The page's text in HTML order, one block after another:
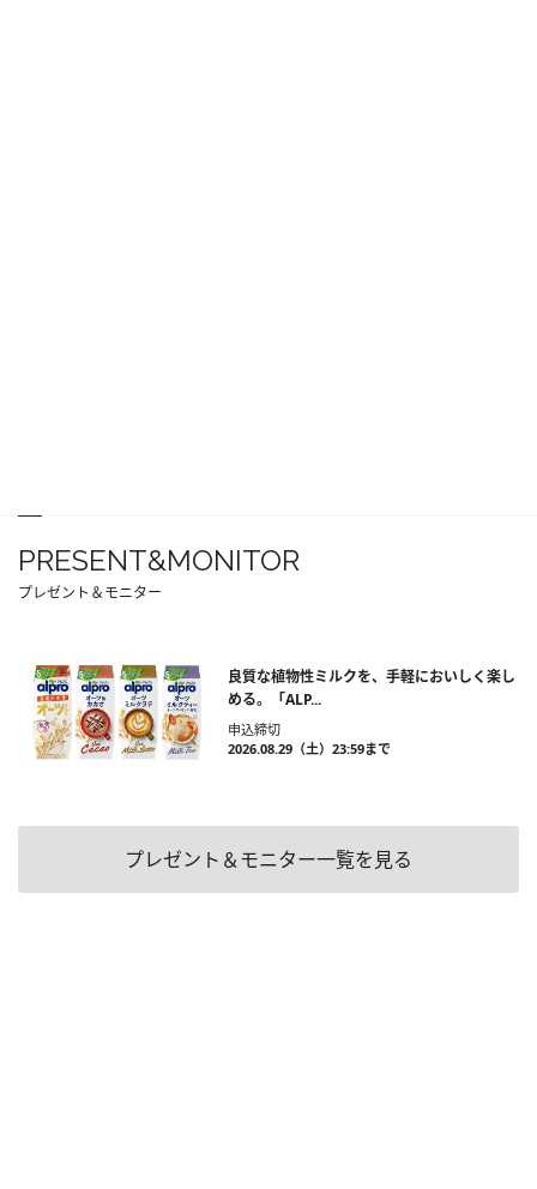
PRESENT&MONITOR
プレゼント＆モニター
良質な植物性ミルクを、手軽においしく楽し
める。「ALP...
申込締切
2026.08.29（土）23:59まで
プレゼント＆モニター一覧を見る